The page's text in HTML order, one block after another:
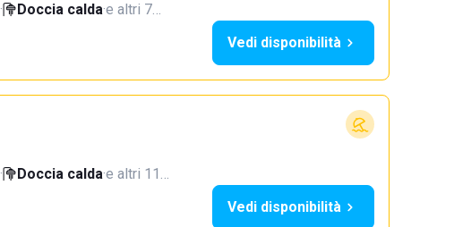
· Doccia calda·e altri 7…
Vedi disponibilità
· Doccia calda·e altri 11…
Vedi disponibilità